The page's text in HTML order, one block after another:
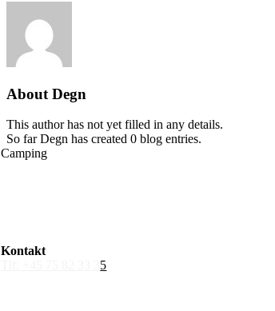
About Degn
This author has not yet filled in any details.
So far Degn has created 0 blog entries.
Camping
Kontakt
5